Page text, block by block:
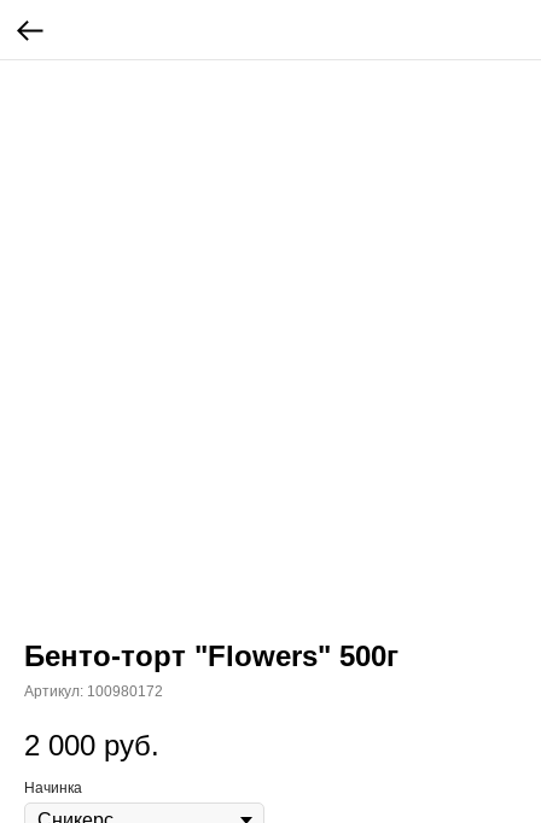
Бенто-торт "Flowers" 500г
Артикул: 100980172
2 000 руб.
Начинка